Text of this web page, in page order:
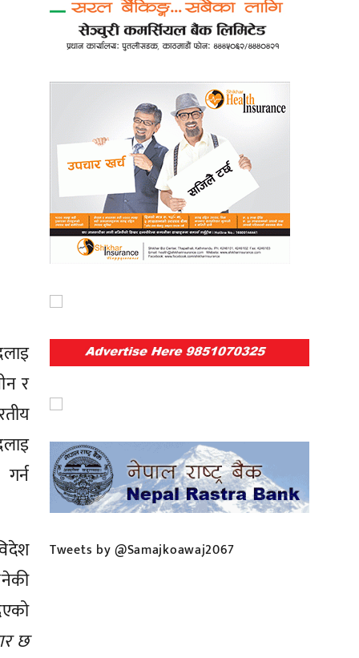
र
छ
Tweets by @Samajkoawaj2067